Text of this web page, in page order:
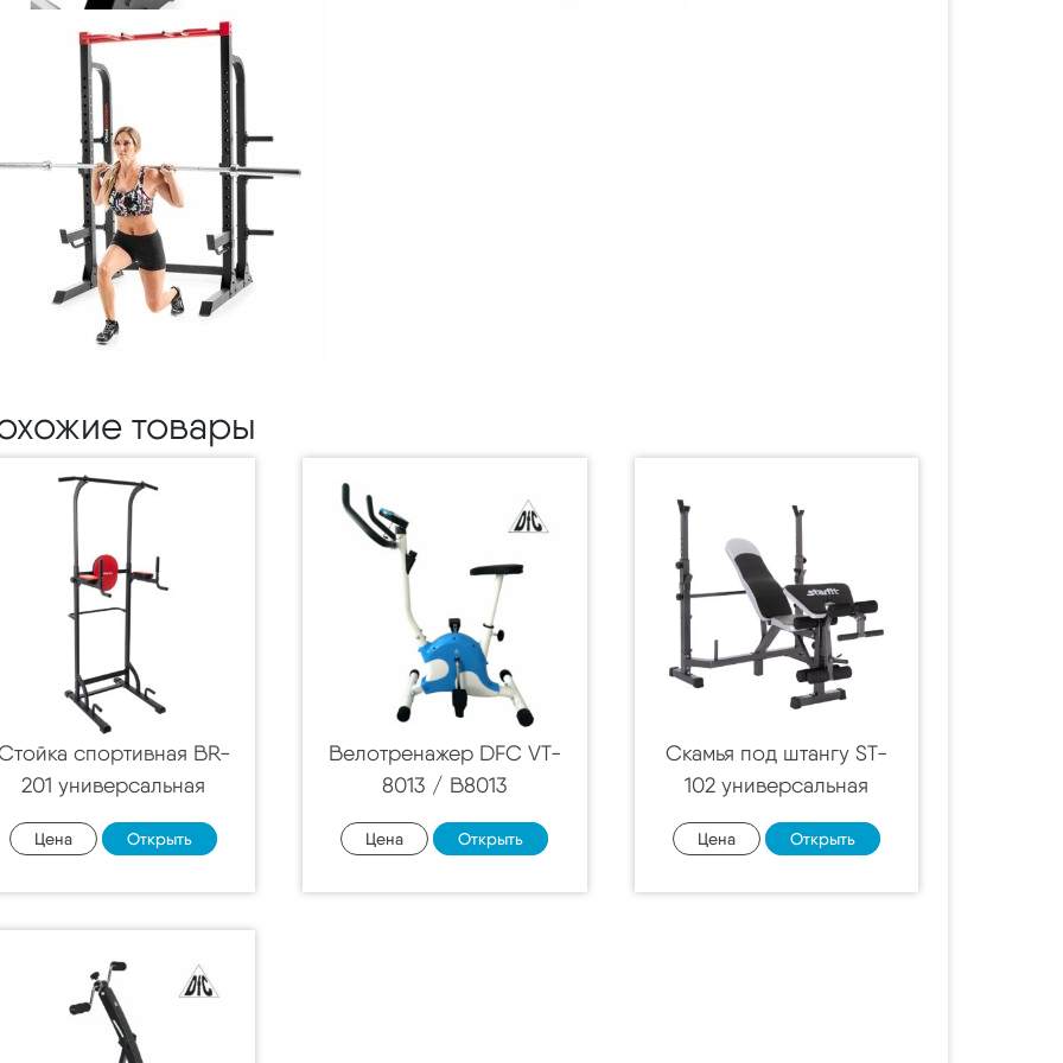
товары
спортивная BR-
201 универсальная
Цена Открыть
Велотренажер DFC VT-
8013 / B8013
Цена Открыть
Скамья под штангу ST-
102 универсальная
Цена Открыть